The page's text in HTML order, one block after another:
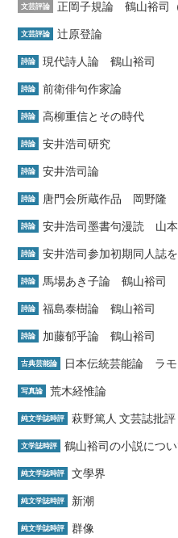
文芸評論 正岡子規論 鶴山裕司（
文芸評論 辻原登論
詩論 現代詩人論 鶴山裕司
詩論 前衛俳句作家論
詩論 高柳重信とその時代
詩論 安井浩司研究
詩論 安井浩司論
詩論 唐門会所蔵作品 岡野隆
詩論 安井浩司墨書句漫読 山
詩論 安井浩司参加初期同人誌
詩論 馬場あき子論 鶴山裕司
詩論 福島泰樹論 鶴山裕司
詩論 加藤郁乎論 鶴山裕司
古典芸能論 日本伝統芸能論 ラモ
写真論 荒木経惟論
純文学誌時評 萩野篤人 文芸誌批評
文学誌時評 鶴山裕司の小説につ
純文学誌時評 文學界
純文学誌時評 新潮
純文学誌時評 群像